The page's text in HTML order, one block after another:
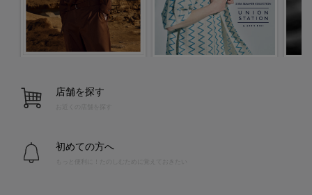
店舗を探す
お近くの店舗を探す
初めての方へ